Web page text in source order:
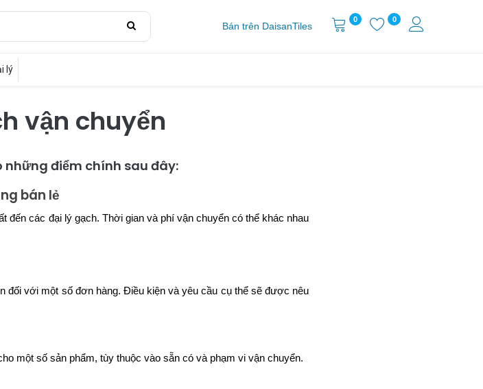
Bán trên DaisanTiles
0 0
lý
vận chuyển
những điểm chính sau đây:
bán lẻ
đến các đại lý gạch. Thời gian và phí vận chuyển có thể khác nhau
đối với một số đơn hàng. Điều kiện và yêu cầu cụ thể sẽ được nêu
một số sản phẩm, tùy thuộc vào sẵn có và phạm vi vận chuyển.